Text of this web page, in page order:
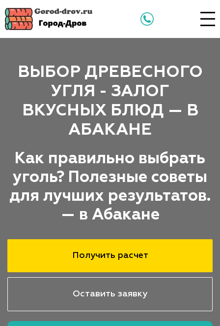
ВЫБОР ДРЕВЕСНОГО
УГЛЯ - ЗАЛОГ
ВКУСНЫХ БЛЮД — В
АБАКАНЕ
Как правильно выбрать
уголь? Полезные советы
для лучших результатов.
— в Абакане
Получить расчет
Оставить заявку